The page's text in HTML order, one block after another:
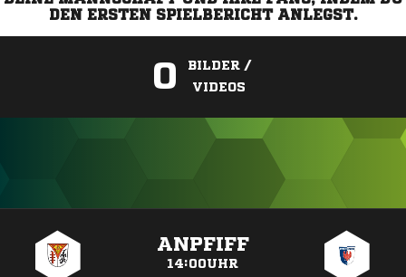
DEN ERSTEN SPIELBERICHT ANLEGST.
0
BILDER /
VIDEOS
ANPFIFF
14:00UHR